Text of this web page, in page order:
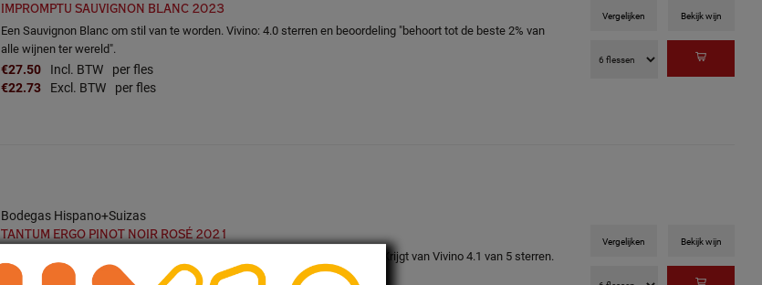
IMPROMPTU SAUVIGNON BLANC 2023
Een Sauvignon Blanc om stil van te worden. Vivino: 4.0 sterren en beoordeling "behoort tot de beste 2% van
alle wijnen ter wereld".
€27.50 Incl. BTW per fles
€22.73 Excl. BTW per fles
Vergelijken Bekijk wijn
Bodegas Hispano+Suizas
TANTUM ERGO PINOT NOIR ROSÉ 2021
Een prachtige Cava Rosado van 100% Pinot Noir. Overladen met palmares! Krijgt van Vivino 4.1 van 5 sterren.
Champagne.....eat your heart out!
Vergelijken Bekijk wijn